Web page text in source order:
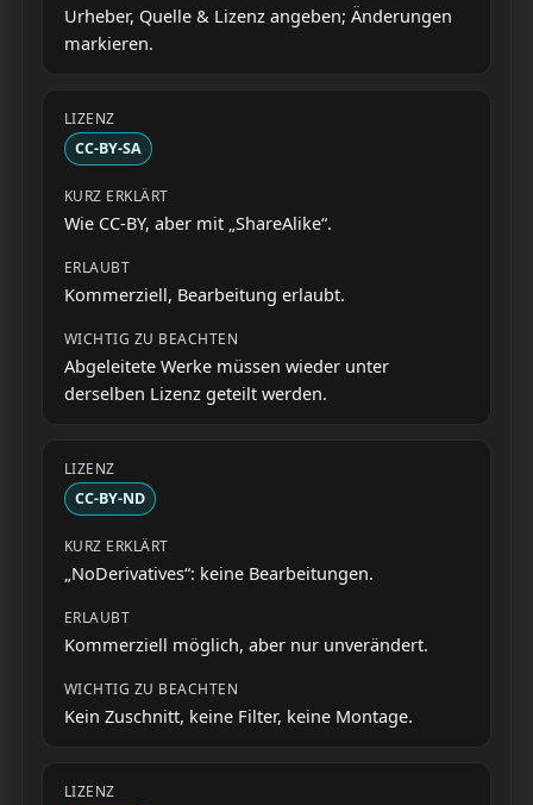
Urheber, Quelle & Lizenz angeben; Änderungen
markieren.
CC-BY-SA
Wie CC-BY, aber mit „ShareAlike“.
Kommerziell, Bearbeitung erlaubt.
Abgeleitete Werke müssen wieder unter
derselben Lizenz geteilt werden.
CC-BY-ND
„NoDerivatives“: keine Bearbeitungen.
Kommerziell möglich, aber nur unverändert.
Kein Zuschnitt, keine Filter, keine Montage.